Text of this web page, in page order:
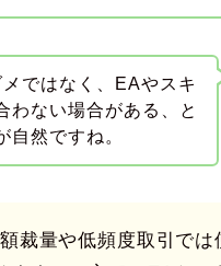
ではなく、EAやスキ
わない場合がある、と
自然ですね。
裁量や低頻度取引では